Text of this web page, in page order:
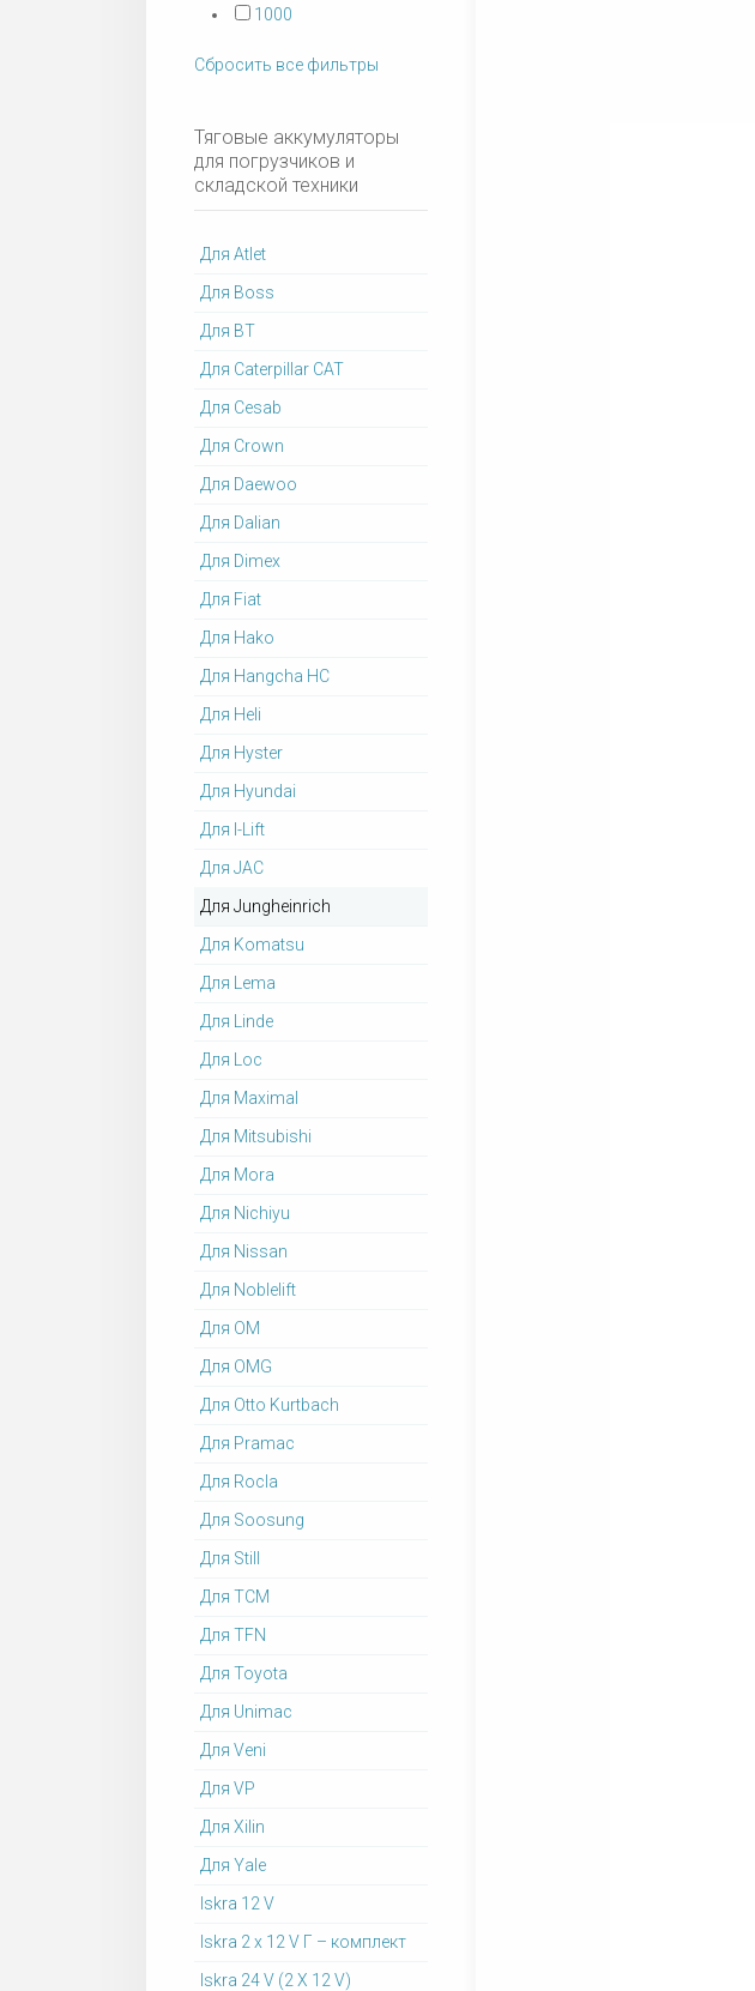
1000
Сбросить все фильтры
Тяговые аккумуляторы
для погрузчиков и
складской техники
Для Atlet
Для Boss
Для BT
Для Caterpillar CAT
Для Cesab
Для Crown
Для Daewoo
Для Dalian
Для Dimex
Для Fiat
Для Hako
Для Hangcha HC
Для Heli
Для Hyster
Для Hyundai
Для I-Lift
Для JAC
Для Jungheinrich
Для Komatsu
Для Lema
Для Linde
Для Loc
Для Maximal
Для Mitsubishi
Для Mora
Для Nichiyu
Для Nissan
Для Noblelift
Для OM
Для OMG
Для Otto Kurtbach
Для Pramac
Для Rocla
Для Soosung
Для Still
Для TCM
Для TFN
Для Toyota
Для Unimac
Для Veni
Для VP
Для Xilin
Для Yale
Iskra 12 V
Iskra 2 x 12 V Г – комплект
Iskra 24 V (2 X 12 V)